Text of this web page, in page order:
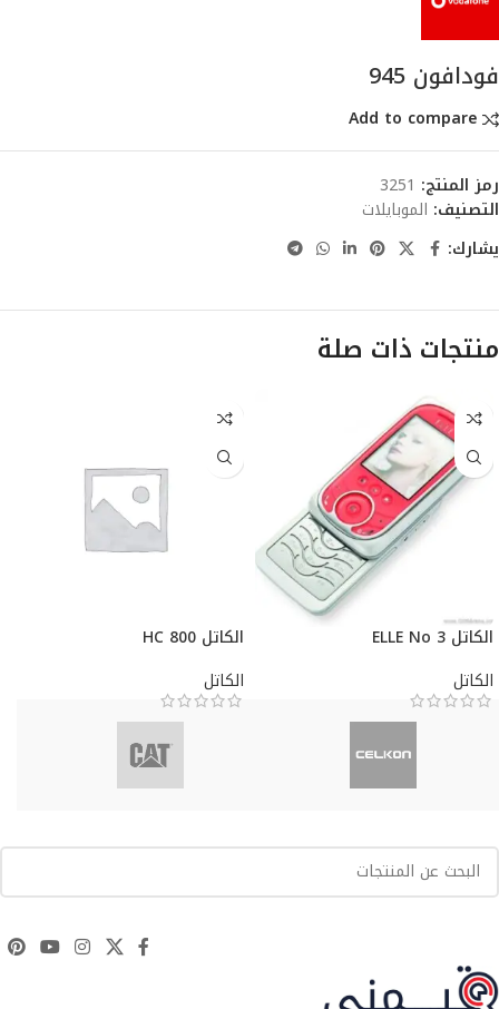
فودافون 945
Add to compare
رمز المنتج: 3251
التصنيف: الموبايلات
يشارك:
منتجات ذات صلة
الكاتل ELLE No 3
الكاتل
الكاتل HC 800
الكاتل